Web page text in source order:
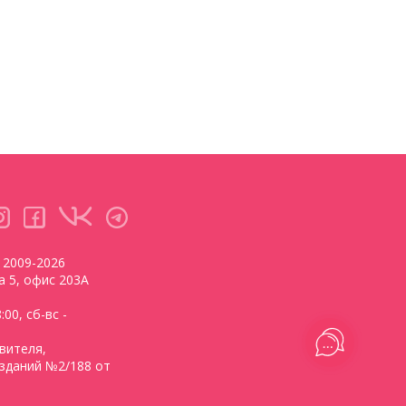
2026
5, офис 203А
сб-вс -
№2/188 от